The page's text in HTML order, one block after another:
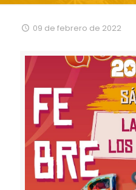
09 de febrero de 2022